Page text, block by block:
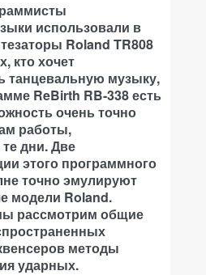
использовали в
Roland TR808
кто хочет
танцевальную музыку,
ReBirth RB-338 есть
очень точно
работы,
дни. Две
этого программного
точно эмулируют
модели Roland.
рассмотрим общие
методы
ударных.